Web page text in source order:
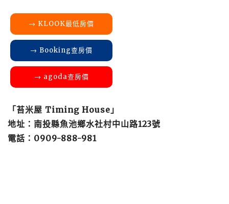
→ KLOOK最低房價
→ Booking查房價
→ agoda查房價
「苔米屋 Timing House」
地址：南投縣魚池鄉水社村中山路123號
電話：0909-888-981